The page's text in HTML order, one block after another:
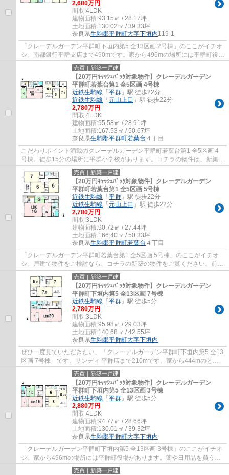
2,680万円
間取:4LDK
建物面積:93.15㎡ / 28.17坪
土地面積:130.02㎡ / 39.33坪
奈良県生駒郡平群町大字下垣内119-1
「クレーデルガーデン平群町下垣内第5 全13区画 2号棟」のここがイチオ
シ。南都銀行平群支店まで490mです。家から496mの場所には平群町役場
があります。利便性良好な前面道路6m以上の...
売買｜新築一戸建
【20万円ｷｬｯｼｭﾊﾞｯｸ対象物件】クレーデルガーデン
平群町若葉台第1 全5区画 4号棟
近鉄生駒線 「 平群 」駅 徒歩22分
近鉄生駒線 「 元山上口 」駅 徒歩22分
2,780万円
間取:4LDK
建物面積:95.58㎡ / 28.91坪
土地面積:167.53㎡ / 50.67坪
奈良県生駒郡平群町若葉台 ４丁目
こだわりポイント満載のクレーデルガーデン平群町若葉台第1 全5区画 4
号棟。徒歩15分の場所に平群小学校があります。コチラの物件は、新築の
戸建て物件で設備も充実しています。こちら...
売買｜新築一戸建
【20万円ｷｬｯｼｭﾊﾞｯｸ対象物件】クレーデルガーデン
平群町若葉台第1 全5区画 5号棟
近鉄生駒線 「 平群 」駅 徒歩22分
近鉄生駒線 「 元山上口 」駅 徒歩22分
2,780万円
間取:3LDK
建物面積:90.72㎡ / 27.44坪
土地面積:166.40㎡ / 50.33坪
奈良県生駒郡平群町若葉台 ４丁目
「クレーデルガーデン平群町若葉台第1 全5区画 5号棟」のここがイチオ
シ。戸建て物件をご検討なら、コチラの新築の物件をご覧ください。前面
道路6m以上の物件です。近鉄生駒線平群付近...
売買｜新築一戸建
【20万円ｷｬｯｼｭﾊﾞｯｸ対象物件】クレーデルガーデン
平群町下垣内第5 全13区画 7号棟
近鉄生駒線 「 平群 」駅 徒歩5分
2,780万円
間取:3LDK
建物面積:95.98㎡ / 29.03坪
土地面積:140.68㎡ / 42.55坪
奈良県生駒郡平群町大字下垣内
ぜひ一度見ていただきたい、「クレーデルガーデン平群町下垣内第5 全13
区画 7号棟」です。サンディ 平群店まで210mです。家から444mのとこ
ろに奈良中央信用金庫平群支店があります。築...
売買｜新築一戸建
【20万円ｷｬｯｼｭﾊﾞｯｸ対象物件】クレーデルガーデン
平群町下垣内第5 全13区画 3号棟
近鉄生駒線 「 平群 」駅 徒歩5分
2,880万円
間取:4LDK
建物面積:94.77㎡ / 28.66坪
土地面積:130.01㎡ / 39.32坪
奈良県生駒郡平群町大字下垣内
「クレーデルガーデン平群町下垣内第5 全13区画 3号棟」のここがイチオ
シ。家から496mの場所には平群町役場があります。薬や日用品を買うの
に便利なさかもと薬局 平群店まで、109mです...
売買｜新築一戸建